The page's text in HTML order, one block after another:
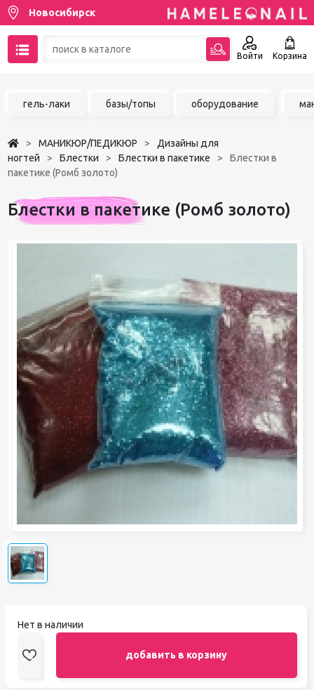
Новосибирск
Войти Корзина
Чат в MAX
Избранное
гель-лаки базы/топы оборудование
МАНИКЮР/ПЕДИКЮР
Дизайны для
ногтей
Блестки Блестки в пакетике
Блестки в
пакетике (Ромб золото)
Блестки в пакетике (Ромб золото)
Нет в наличии
добавить в корзину